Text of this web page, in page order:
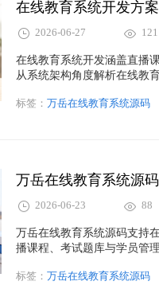
2026-06-27 121
在线教育系统开发涵盖直播
从系统架构角度解析在线教
标签： 万岳在线教育系统源码
2026-06-23 88
万岳在线教育系统源码支持
播课程、考试题库与学员管
标签： 万岳在线教育系统源码